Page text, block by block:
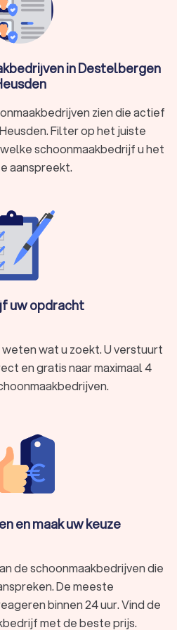
een gemiddelde Trustlocal-
je ook kiest, via
keuze voor de schoonmaak van
bij verschillende
je eenvoudig de schoonmakers
kiezen die bij jou past.
in Destelbergen
zien die actief
Filter op het juiste
schoonmaakbedrijf u het
aanspreekt.
uw opdracht
wat u zoekt. U verstuurt
en gratis naar maximaal 4
en maak uw keuze
de schoonmaakbedrijven die
De meeste
binnen 24 uur. Vind de
met de beste prijs.